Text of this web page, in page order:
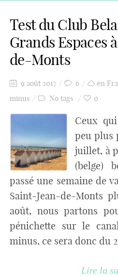
Test du Club
Grands Espaces
de-Monts
9 août 2017 6 en
minus
No tags 0
Ceux
peu plus
juillet, à
(belge)
passé une semaine de
Saint-Jean-de-Monts
août, nous partons
pénichette sur le
minus, ce sera donc du
Lire la